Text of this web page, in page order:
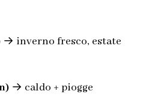
→ inverno fresco, estate
→ caldo + piogge